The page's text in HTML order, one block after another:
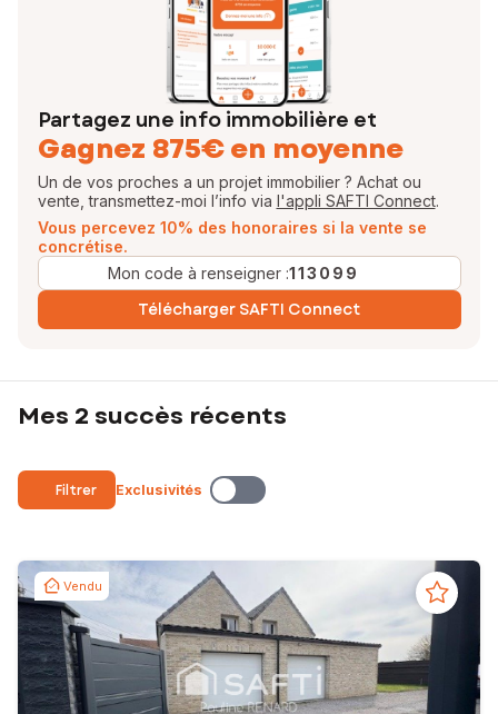
Partagez une info immobilière et
Gagnez 875€ en moyenne
Un de vos proches a un projet immobilier ? Achat ou
vente, transmettez-moi l’info via l'appli SAFTI Connect.
Vous percevez 10% des honoraires si la vente se
concrétise.
Mon code à renseigner :113099
Télécharger SAFTI Connect
Mes 2 succès récents
Filtrer Exclusivités
Vendu